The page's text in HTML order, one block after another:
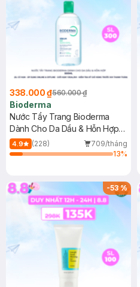
338.000 ₫560.000 ₫
Bioderma
Nước Tẩy Trang Bioderma
Dành Cho Da Dầu & Hỗn Hợp
500ml
4.9 (228)
709/tháng
13%
-53%